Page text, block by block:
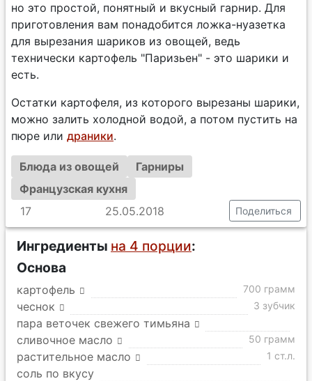
но это простой, понятный и вкусный гарнир. Для
приготовления вам понадобится ложка-нуазетка
для вырезания шариков из овощей, ведь
технически картофель "Паризьен" - это шарики и
есть.
Остатки картофеля, из которого вырезаны шарики,
можно залить холодной водой, а потом пустить на
пюре или драники.
Блюда из овощей
Гарниры
Французская кухня
17
25.05.2018 Поделиться
Ингредиенты на 4 порции:
Основа
картофель 700 грамм
чеснок 3 зубчик
пара веточек свежего тимьяна
сливочное масло
50 грамм
растительное масло 1 ст.л.
соль по вкусу